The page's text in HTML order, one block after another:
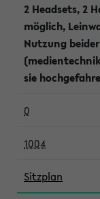
2 Headsets, 2
möglich,
Nutzung
sie
0
1004
Sitzplan